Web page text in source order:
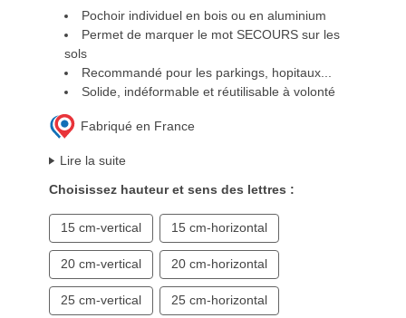
Pochoir individuel en bois ou en aluminium
Permet de marquer le mot SECOURS sur les
sols
Recommandé pour les parkings, hopitaux...
Solide, indéformable et réutilisable à volonté
Fabriqué en France
Lire la suite
Choisissez hauteur et sens des lettres :
15 cm-vertical 15 cm-horizontal
20 cm-vertical 20 cm-horizontal
25 cm-vertical 25 cm-horizontal